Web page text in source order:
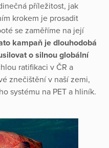
příležitost, jak
krokem je prosadit
se zaměříme na její
kampaň je dlouhodobá
o silnou globální
ratifikaci v ČR a
znečištění v naší zemi,
systému na PET a hliník.